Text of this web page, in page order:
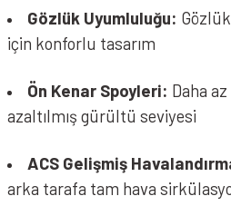
Gözlük Uyumluluğu:
için konforlu tasarım
Ön Kenar Spoyleri: Daha
azaltılmış gürültü seviyesi
ACS Gelişmiş
arka tarafa tam hava